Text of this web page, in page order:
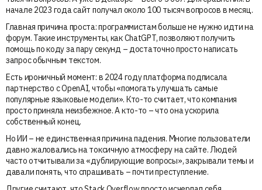
начале 2023 года сайт получал около 100 тысяч вопросов в месяц.
Главная причина проста: программистам больше не нужно идти на
форум. Такие инструменты, как ChatGPT, позволяют получить
помощь по коду за пару секунд – достаточно просто написать
запрос обычным текстом.
Есть ироничный момент: в 2024 году платформа подписала
партнерство с OpenAI, чтобы «помогать улучшать самые
популярные языковые модели». Кто-то считает, что компания
просто приняла неизбежное. А кто-то – что она ускорила
собственный конец.
Но ИИ – не единственная причина падения. Многие пользователи
давно жаловались на токсичную атмосферу на сайте. Людей
часто отчитывали за «дублирующие вопросы», закрывали темы и
давали понять, что спрашивать – почти преступление.